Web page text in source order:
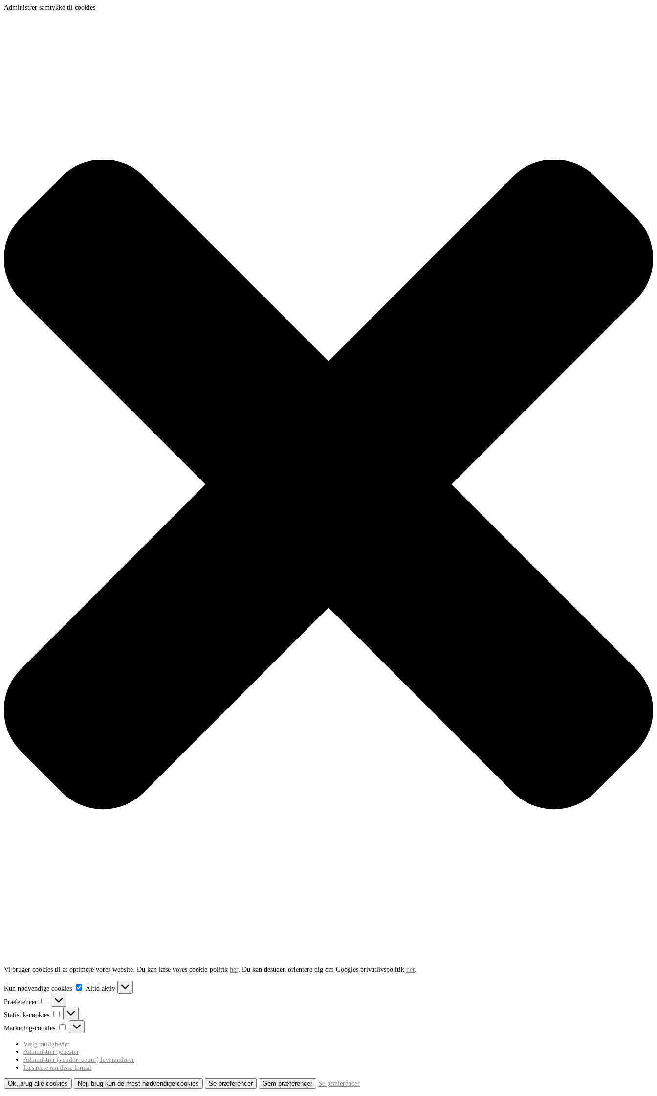
Administrer samtykke til cookies
Vi bruger cookies til at optimere vores website. Du kan læse vores cookie-politik her. Du kan desuden orientere dig om Googles privatlivspolitik her.
Kun nødvendige cookies
nødvendige
Altid aktiv
Præferencer
Præferencer
Statistik-cookies
Statistik-
cookies
Marketing-cookies
Marketing-
cookies
Vælg muligheder
Administrer tjenester
Administrer {vendor_count} leverandører
Læs mere om disse formål
Ok, brug alle cookies Nej, brug kun de mest nødvendige cookies Se præferencer Gem præferencer Se præferencer